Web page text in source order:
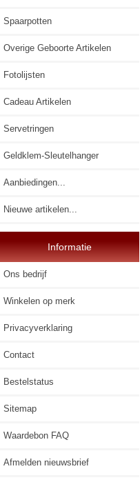
Spaarpotten
Overige Geboorte Artikelen
Fotolijsten
Cadeau Artikelen
Servetringen
Geldklem-Sleutelhanger
Aanbiedingen...
Nieuwe artikelen...
Informatie
Ons bedrijf
Winkelen op merk
Privacyverklaring
Contact
Bestelstatus
Sitemap
Waardebon FAQ
Afmelden nieuwsbrief